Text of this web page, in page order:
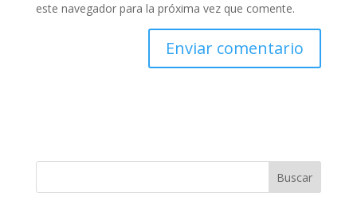
este navegador para la próxima vez que comente.
Buscar